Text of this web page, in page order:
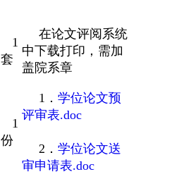
1
套
在论文评阅系统
中下载打印，需加
盖院系章
1
份
1． 学位论文预
评审表.doc
2． 学位论文送
审申请表.doc